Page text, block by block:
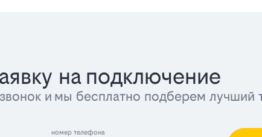
на подключение
звонок и мы бесплатно подберем лучший
номер телефона